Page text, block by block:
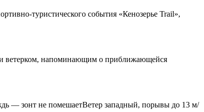
туристического события «Кенозерье Trail»,
и ветерком, напоминающим о приближающейся
— зонт не помешаетВетер западный, порывы до 13 м/